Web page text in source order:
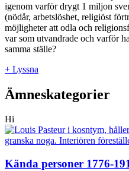
igenom varför drygt 1 miljon
(nödår, arbetslöshet, religiöst
möjligheter att odla och
var som utvandrade och varför
samma ställe?
+ Lyssna
Ämneskategorier
Hi
Kända personer 1776-